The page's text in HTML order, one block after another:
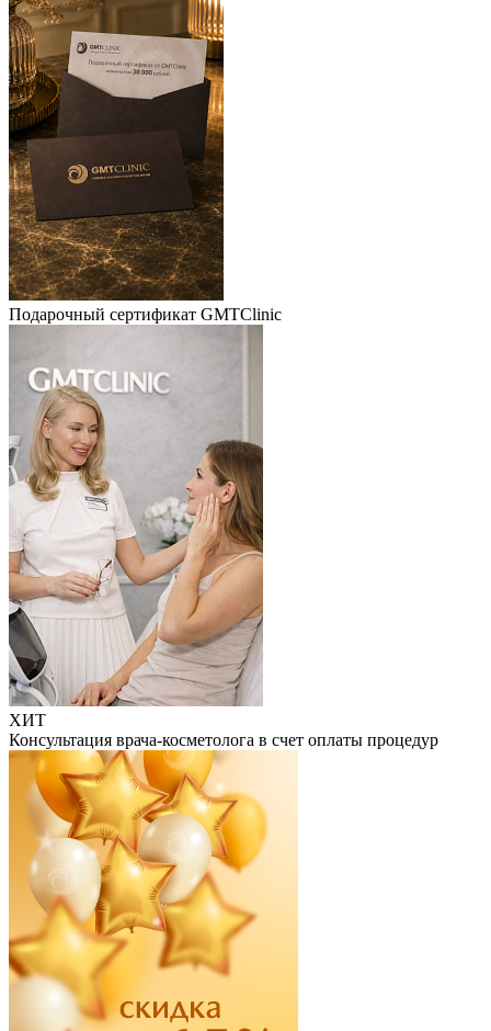
Подарочный сертификат GMTClinic
ХИТ
Консультация врача-косметолога в счет оплаты процедур